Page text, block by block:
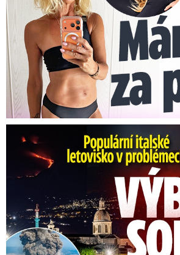
Erupce sicilské sopky Etny: Ruší desítky letů